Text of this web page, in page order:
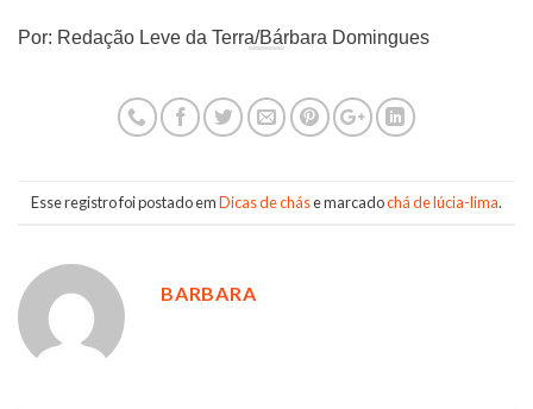
Por: Redação Leve da Terra/Bárbara Domingues
Esse registro foi postado emDicas de cháse marcadochá de lúcia-lima.
BARBARA